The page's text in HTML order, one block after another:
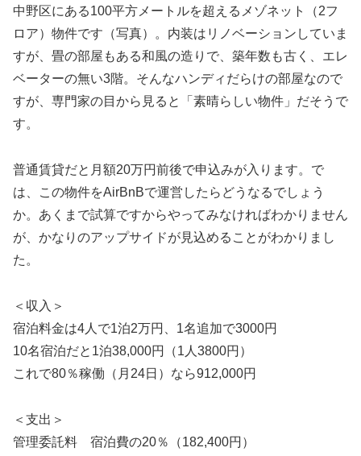
中野区にある100平方メートルを超えるメゾネット（2フ
ロア）物件です（写真）。内装はリノベーションしていま
すが、畳の部屋もある和風の造りで、築年数も古く、エレ
ベーターの無い3階。そんなハンディだらけの部屋なので
すが、専門家の目から見ると「素晴らしい物件」だそうで
す。
普通賃貸だと月額20万円前後で申込みが入ります。で
は、この物件をAirBnBで運営したらどうなるでしょう
か。あくまで試算ですからやってみなければわかりません
が、かなりのアップサイドが見込めることがわかりまし
た。
＜収入＞
宿泊料金は4人で1泊2万円、1名追加で3000円
10名宿泊だと1泊38,000円（1人3800円）
これで80％稼働（月24日）なら912,000円
＜支出＞
管理委託料 宿泊費の20％（182,400円）